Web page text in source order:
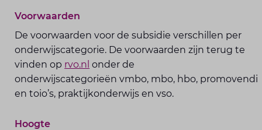
Voorwaarden
De voorwaarden voor de subsidie verschillen per
onderwijscategorie. De voorwaarden zijn terug te
vinden op rvo.nl onder de
onderwijscategorieën vmbo, mbo, hbo, promovendi
en toio’s, praktijkonderwijs en vso.
Hoogte